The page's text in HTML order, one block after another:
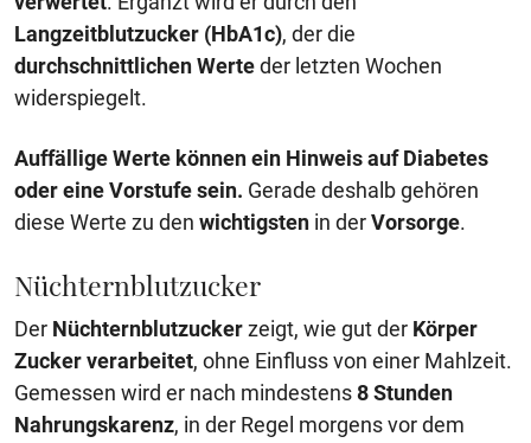
Langzeitblutzucker (HbA1c), der die
durchschnittlichenWerteder letzten Wochen
widerspiegelt.
Auffällige Werte können ein Hinweis auf Diabetes
oder eine Vorstufe sein. Gerade deshalb gehören
diese Werte zu den wichtigsten in derVorsorge.
Nüchternblutzucker
Der Nüchternblutzuckerzeigt, wie gut der Körper
Zuckerverarbeitet, ohne Einfluss von einer Mahlzeit.
Gemessen wird er nach mindestens8 Stunden
Nahrungskarenz, in der Regel morgens vor dem